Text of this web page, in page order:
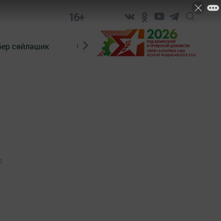
16+
сөйләшик Сүз тарихы Яшь хәбәрче